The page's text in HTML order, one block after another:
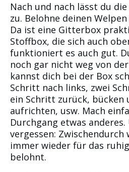
Nach und nach lässt du
zu. Belohne deinen
Da ist eine Gitterbox
Stoffbox, die sich auch
funktioniert es auch gut.
noch gar nicht weg von
kannst dich bei der Box
Schritt nach links, zwei
ein Schritt zurück, bücken
aufrichten, usw. Mach
Durchgang etwas
vergessen: Zwischendurch
immer wieder für das
belohnt.